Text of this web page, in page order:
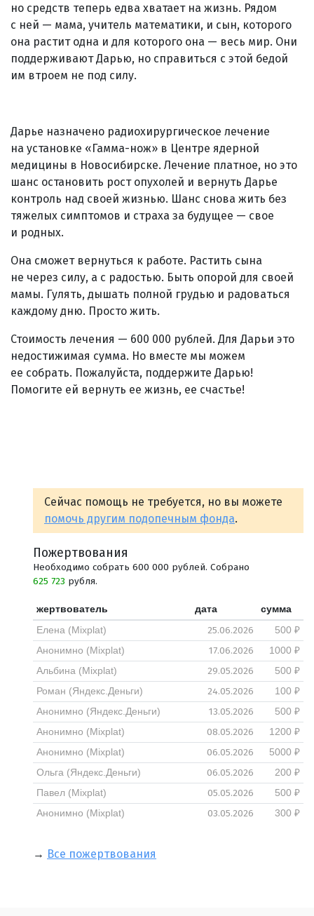
но средств теперь едва хватает на жизнь. Рядом
с ней — мама, учитель математики, и сын, которого
она растит одна и для которого она — весь мир. Они
поддерживают Дарью, но справиться с этой бедой
им втроем не под силу.
Дарье назначено радиохирургическое лечение
на установке «Гамма-нож» в Центре ядерной
медицины в Новосибирске. Лечение платное, но это
шанс остановить рост опухолей и вернуть Дарье
контроль над своей жизнью. Шанс снова жить без
тяжелых симптомов и страха за будущее — свое
и родных.
Она сможет вернуться к работе. Растить сына
не через силу, а с радостью. Быть опорой для своей
мамы. Гулять, дышать полной грудью и радоваться
каждому дню. Просто жить.
Стоимость лечения — 600 000 рублей. Для Дарьи это
недостижимая сумма. Но вместе мы можем
ее собрать. Пожалуйста, поддержите Дарью!
Помогите ей вернуть ее жизнь, ее счастье!
Сейчас помощь не требуется, но вы можете
помочь другим подопечным фонда.
Пожертвования
Необходимо собрать 600 000 рублей. Собрано
625 723 рубля.
жертвователь дата
сумма
Елена (Mixplat)
25.06.2026
500 ₽
Анонимно (Mixplat)
17.06.2026
1000 ₽
Альбина (Mixplat)
29.05.2026
500 ₽
Роман (Яндекс.Деньги)
24.05.2026
100 ₽
Анонимно (Яндекс.Деньги)
13.05.2026
500 ₽
Анонимно (Mixplat)
08.05.2026
1200 ₽
Анонимно (Mixplat)
06.05.2026
5000 ₽
Ольга (Яндекс.Деньги)
06.05.2026
200 ₽
Павел (Mixplat)
05.05.2026
500 ₽
Анонимно (Mixplat)
03.05.2026 300 ₽
→ Все пожертвования